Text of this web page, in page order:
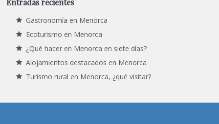
Gastronomía en Menorca
Ecoturismo en Menorca
¿Qué hacer en Menorca en siete días?
Alojamientos destacados en Menorca
Turismo rural en Menorca, ¿qué visitar?